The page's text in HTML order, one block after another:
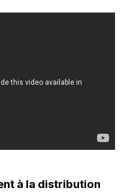
à la distribution